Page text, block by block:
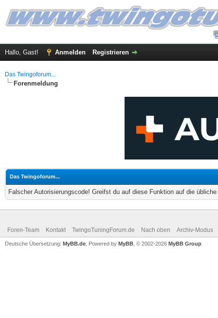
Hallo, Gast! Anmelden Registrieren
Das Twingoforum...
Forenmeldung
Das Twingoforum...
Falscher Autorisierungscode! Greifst du auf diese Funktion auf die
Foren-Team Kontakt TwingoTuningForum.de Nach oben Archiv-Modus
Deutsche Übersetzung: MyBB.de , Powered by MyBB , © 2002-2026 MyBB Group